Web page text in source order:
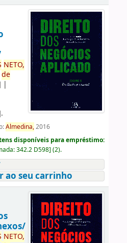
NETO,
de
|
.
Almedina,2016
disponíveis para empréstimo:
342.2 D598] (2).
ao seu carrinho
NETO,